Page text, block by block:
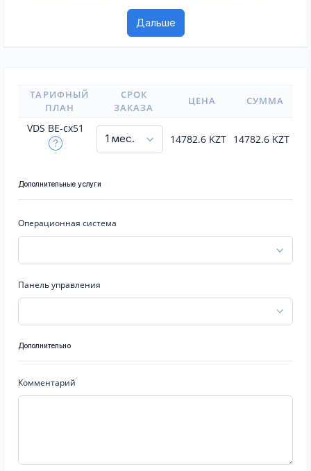
ТАРИФНЫЙ
ПЛАН
СРОК
ЗАКАЗА
ЦЕНА СУММА
VDS BE-cx51
14782.6 KZT 14782.6 KZT
Дополнительные услуги
Операционная система
Панель управления
Дополнительно
Комментарий